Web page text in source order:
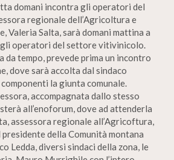
domani incontra gli operatori del
regionale dell’Agricoltura e
Valeria Salta, sarà domani mattina a
operatori del settore vitivinicolo.
da tempo, prevede prima un incontro
dove sarà accolta dal sindaco
la giunta comunale.
accompagnata dallo stesso
all’enoforum, dove ad attenderla
assessora regionale all’Agricoftura,
della Comunità montana
Ledda, diversi sindaci della zona, le